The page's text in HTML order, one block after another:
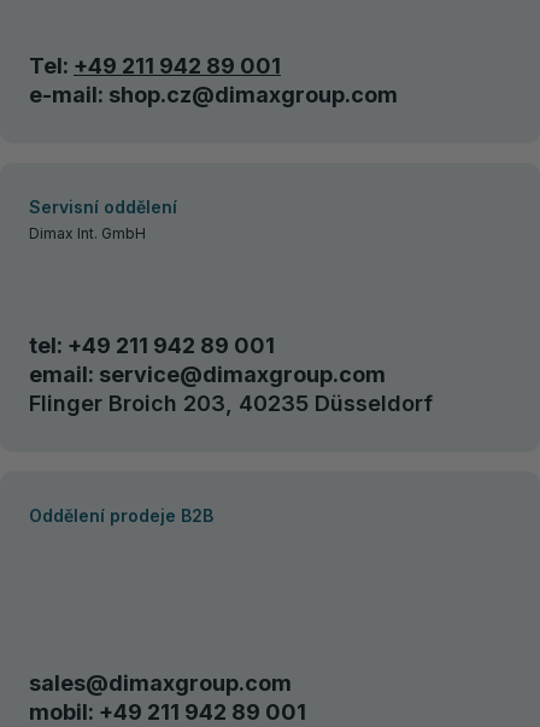
Tel: +49 211 942 89 001
e-mail: shop.cz@dimaxgroup.com
Servisní oddělení
Dimax Int. GmbH
tel: +49 211 942 89 001
email: service@dimaxgroup.com
Flinger Broich 203, 40235 Düsseldorf
Oddělení prodeje B2B
sales@dimaxgroup.com
mobil: +49 211 942 89 001